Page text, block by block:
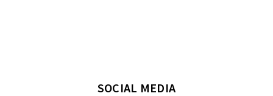
SOCIAL MEDIA